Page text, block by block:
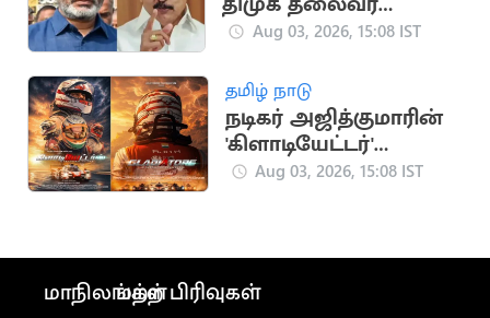
மு.க.ஸ்டாலின்
Aug 03, 2026, 15:08 IST
தமிழ் நாடு
நடிகர் அஜித்குமாரின்
'கிளாடியேட்டர்'
ஆவணப்படத்தின்
Aug 03, 2026, 15:08 IST
மாநிலங்கள்மற்ற பிரிவுகள்